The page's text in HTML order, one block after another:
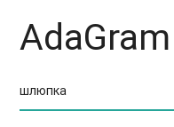
AdaGram